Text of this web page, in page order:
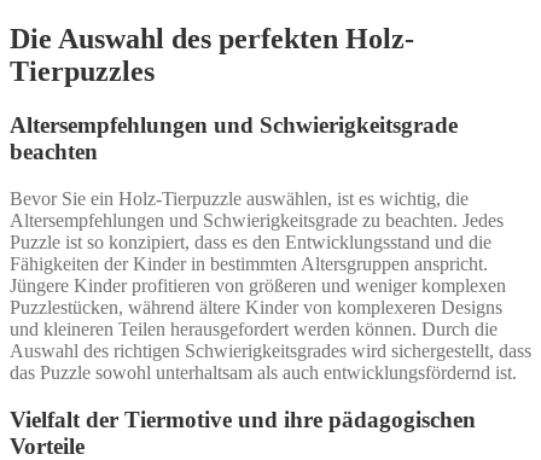
Die Auswahl des perfekten Holz-
Tierpuzzles
Altersempfehlungen und Schwierigkeitsgrade
beachten
Bevor Sie ein Holz-Tierpuzzle auswählen, ist es wichtig, die
Altersempfehlungen und Schwierigkeitsgrade zu beachten. Jedes
Puzzle ist so konzipiert, dass es den Entwicklungsstand und die
Fähigkeiten der Kinder in bestimmten Altersgruppen anspricht.
Jüngere Kinder profitieren von größeren und weniger komplexen
Puzzlestücken, während ältere Kinder von komplexeren Designs
und kleineren Teilen herausgefordert werden können. Durch die
Auswahl des richtigen Schwierigkeitsgrades wird sichergestellt, dass
das Puzzle sowohl unterhaltsam als auch entwicklungsfördernd ist.
Vielfalt der Tiermotive und ihre pädagogischen
Vorteile